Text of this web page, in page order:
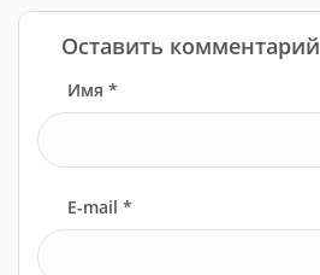
Оставить комментарий
Имя *
E-mail *